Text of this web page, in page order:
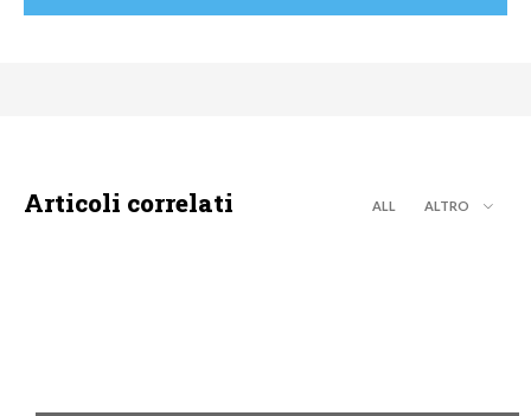
Articoli correlati ALL ALTRO